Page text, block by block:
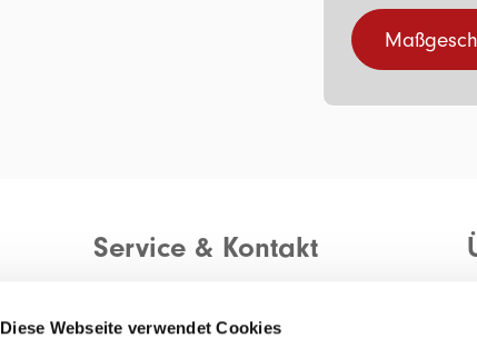
Diese Webseite verwendet Cookies
Service & Kontakt
Ein Angebot anfragen